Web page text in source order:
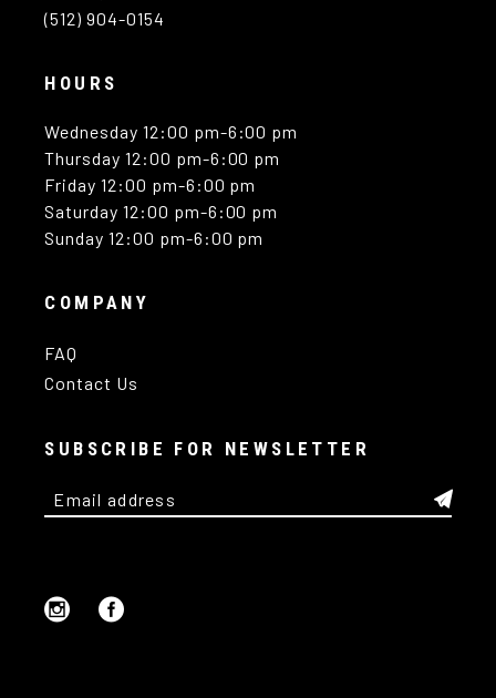
(512) 904-0154
HOURS
Wednesday 12:00 pm-6:00 pm
Thursday 12:00 pm-6:00 pm
Friday 12:00 pm-6:00 pm
Saturday 12:00 pm-6:00 pm
Sunday 12:00 pm-6:00 pm
COMPANY
FAQ
Contact Us
SUBSCRIBE FOR NEWSLETTER